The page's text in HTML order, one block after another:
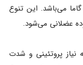
گاما می‌باشد. این تنوع
عضلانی می‌شود.
نیاز پروتئینی و شدت